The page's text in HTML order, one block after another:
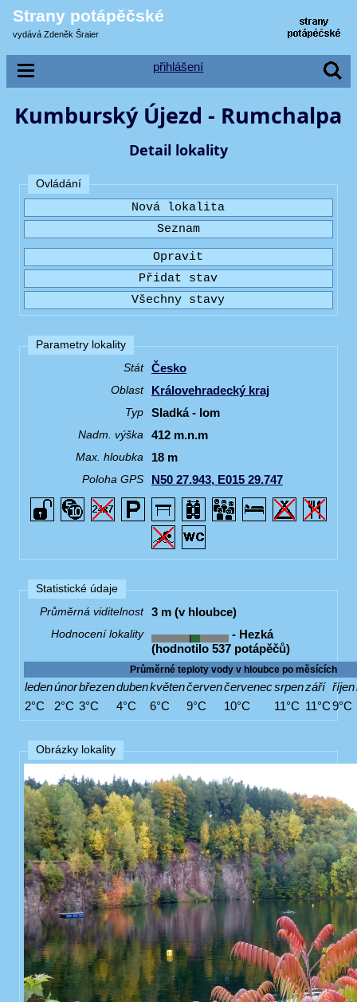
Strany potápěčské
vydává Zdeněk Šraier
přihlášení
Kumburský Újezd - Rumchalpa
Detail lokality
Ovládání
Parametry lokality
Stát
Česko
Oblast Královehradecký kraj
Typ Sladká - lom
Nadm. výška 412 m.n.m
Max. hloubka 18 m
Poloha GPS N50 27.943, E015 29.747
Statistické údaje
Průměrná viditelnost
3 m (v hloubce)
Hodnocení lokality
- Hezká
(hodnotilo 537 potápěčů)
Průměrné teploty vody v hloubce po měsících
ledenúnorbřezendubenkvětenčervenčervenecsrpenzáří říjen
2°C
2°C 3°C 4°C 6°C 9°C 10°C 11°C 11°C9°C
Obrázky lokality